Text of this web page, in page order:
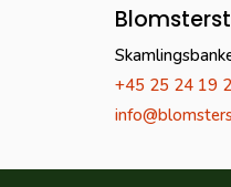
+45 25 24 19